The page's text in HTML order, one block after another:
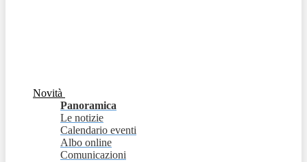
Novità
Panoramica
Le notizie
Calendario eventi
Albo online
Comunicazioni